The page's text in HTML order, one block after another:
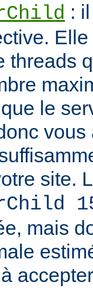
:
threads
le
vous
site.
mais